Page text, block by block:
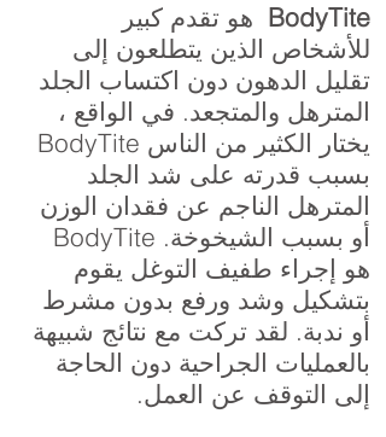
BodyTite هو تقدم كبير
للأشخاص الذين يتطلعون إلى
تقليل الدهون دون اكتساب الجلد
المترهل والمتجعد. في الواقع ،
يختار الكثير من الناس BodyTite
بسبب قدرته على شد الجلد
المترهل الناجم عن فقدان الوزن
أو بسبب الشيخوخة. BodyTite
هو إجراء طفيف التوغل يقوم
بتشكيل وشد ورفع بدون مشرط
أو ندبة. لقد تركت مع نتائج شبيهة
بالعمليات الجراحية دون الحاجة
إلى التوقف عن العمل.